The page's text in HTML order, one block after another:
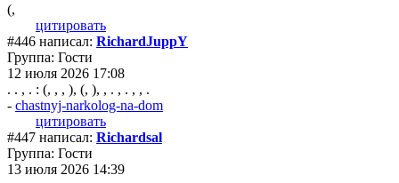
(,
цитировать
#446 написал: RichardJuppY
Группа: Гости
12 июля 2026 17:08
. . , . : (, , , ), (, ), , . , . , , .
- chastnyj-narkolog-na-dom
цитировать
#447 написал: Richardsal
Группа: Гости
13 июля 2026 14:39